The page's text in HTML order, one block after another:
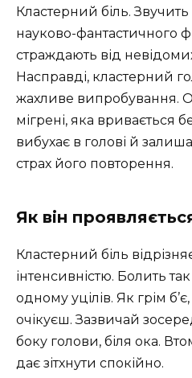
Кластерний біль. Звучить
науково-фантастичного
страждають від
Насправді, кластерний
жахливе випробування.
мігрені, яка вривається
вибухає в голові й
страх його повторення.
Як він
Кластерний біль
інтенсивністю. Болить
одному уцілів. Як грім
очікуєш. Зазвичай
боку голови, біля ока.
дає зітхнути спокійно.